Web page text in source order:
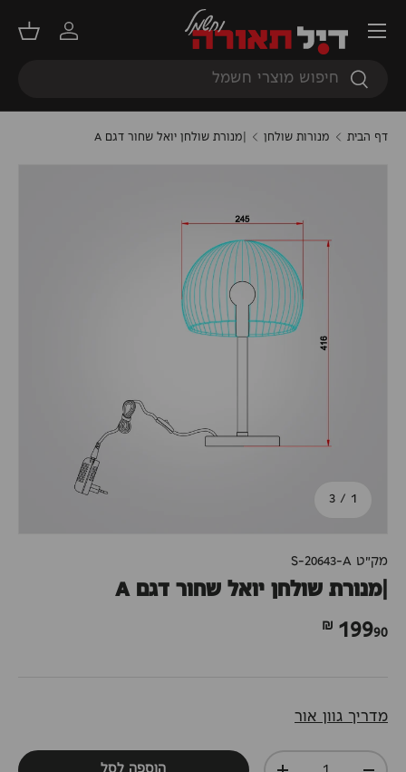
דילוג
חיפוש
חיפוש
התחברות
סל
תפריט
דף הבית מנורות שולחן |מנורת שולחן יואל שחור דגם A
1
/ מתוך
3
מק"ט S-20643-A
|מנורת שולחן יואל שחור דגם A
19990 ₪
מדריך גוון אור
כמות